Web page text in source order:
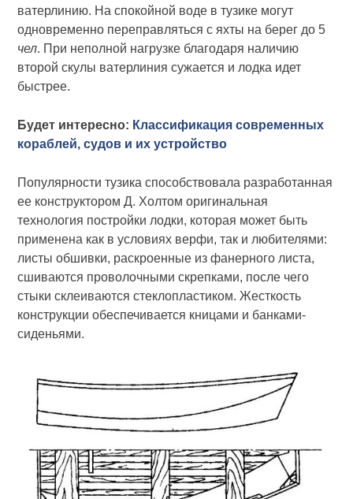
ватерлинию. На спокойной воде в тузике могут
одновременно переправляться с яхты на берег до 5
чел. При неполной нагрузке благодаря наличию
второй скулы ватерлиния сужается и лодка идет
быстрее.
Будет интересно: Классификация современных
кораблей, судов и их устройство
Популярности тузика способствовала разработанная
ее конструктором Д. Холтом оригинальная
технология постройки лодки, которая может быть
применена как в условиях верфи, так и любителями:
листы обшивки, раскроенные из фанерного листа,
сшиваются проволочными скрепками, после чего
стыки склеиваются стеклопластиком. Жесткость
конструкции обеспечивается кницами и банками-
сиденьями.